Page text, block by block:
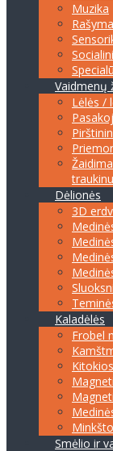
Muzika
Vaidmenų
Lėlės /
Dėlionės
3D
Kaladėlės
Frobel
Smėlio ir